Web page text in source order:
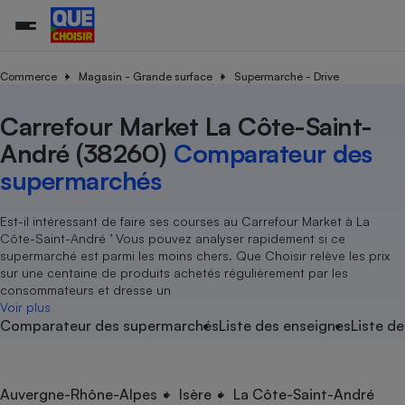
Commerce Magasin - Grande surface Supermarché - Drive
Carrefour Market La Côte-Saint-
André (38260) Comparateur des
supermarchés
Est-il intéressant de faire ses courses au Carrefour Market à La
Côte-Saint-André ’ Vous pouvez analyser rapidement si ce
supermarché est parmi les moins chers. Que Choisir relève les prix
sur une centaine de produits achetés régulièrement par les
consommateurs et dresse un
Voir plus
Comparateur des supermarchésListe des enseignesListe
Auvergne-Rhône-Alpes Isère La Côte-Saint-André
Additifs
Agriculture
Produit alimentaire
Achat - Vente - Location
Carburant
Magasin - Grande surface
Marketing - Fidélisation
Organismes de défense
Système judiciairegratuit
Air
Eau
Achat - Vente - Travaux
Location
Sport
Vacances - Tourisme
électrique
Démarche administrative
Senior
Service marchand
Train
Transport aérien
Toutes les actualités
Enquêtes
Guides d'achat
Conseils
Brèves
Tous les services
Soumettre un litige
Lettres types
Rencontrer une association locale
Tous nos combats
Nos actions
Nos grandes victoires
Les billets de la présidente
Nos associations locales
Nous rejoindre
En savoir plus sur Que Choisir Ensemble
nous ?
L’association
Nos missions
Notre méthodologie
Notre financement
Nos partenaires
Nous rejoindre